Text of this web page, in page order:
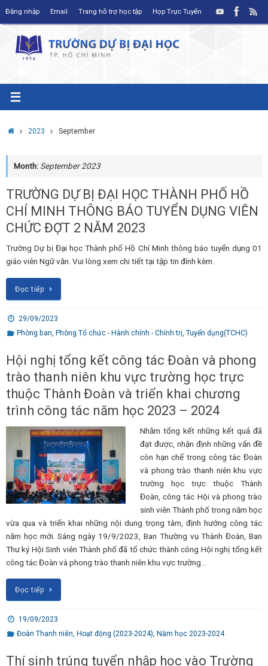
Đăng nhập Email Trang hỗ trợ học tập Họp Trực Tuyến
Home2023 September
Month: September 2023
TRƯỜNG DỰ BỊ ĐẠI HỌC THÀNH PHỐ HỒ
CHÍ MINH THÔNG BÁO TUYỂN DỤNG VIÊN
CHỨC ĐỢT 2 NĂM 2023
Trường Dự bị Đại học Thành phố Hồ Chí Minh thông báo tuyển dụng 01
giáo viên Ngữ văn. Vui lòng xem chi tiết tại tập tin đính kèm.
Đọc tiếp
29/09/2023
Phòng ban Phòng Tổ chức - Hành chính - Chính trị Tuyển dụng(TCHC)
Hội nghị tổng kết công tác Đoàn và phong
trào thanh niên khu vực trường học trực
thuộc Thành Đoàn và triển khai chương
trình công tác năm học 2023 – 2024
Nhằm tổng kết những kết quả đã
đạt được, nhận định những vấn đề
còn hạn chế trong công tác Đoàn
và phong trào thanh niên khu vực
trường học trực thuộc Thành
Đoàn, công tác Hội và phong trào
sinh viên Thành phố trong năm học
vừa qua và triển khai những nội dung trọng tâm, định hướng công tác
năm học mới. Sáng ngày 19/9/2023, Ban Thường vụ Thành Đoàn, Ban
Thư ký Hội Sinh viên Thành phố đã tổ chức thành công Hội nghị tổng kết
công tác Đoàn và phong trào thanh niên khu vực trường…
Đọc tiếp
19/09/2023
Đoàn Thanh niên, Hoạt động (2023-2024), Năm học 2023-2024
Thí sinh trúng tuyển nhập học vào Trường